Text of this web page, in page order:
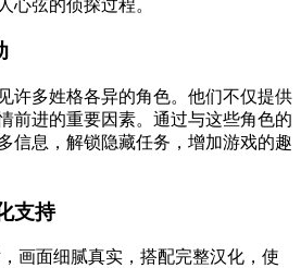
心弦的侦探过程。
许多姓格各异的角色。他们不仅提供
前进的重要因素。通过与这些角色的
信息，解锁隐藏任务，增加游戏的趣
支持
画面细腻真实，搭配完整汉化，使